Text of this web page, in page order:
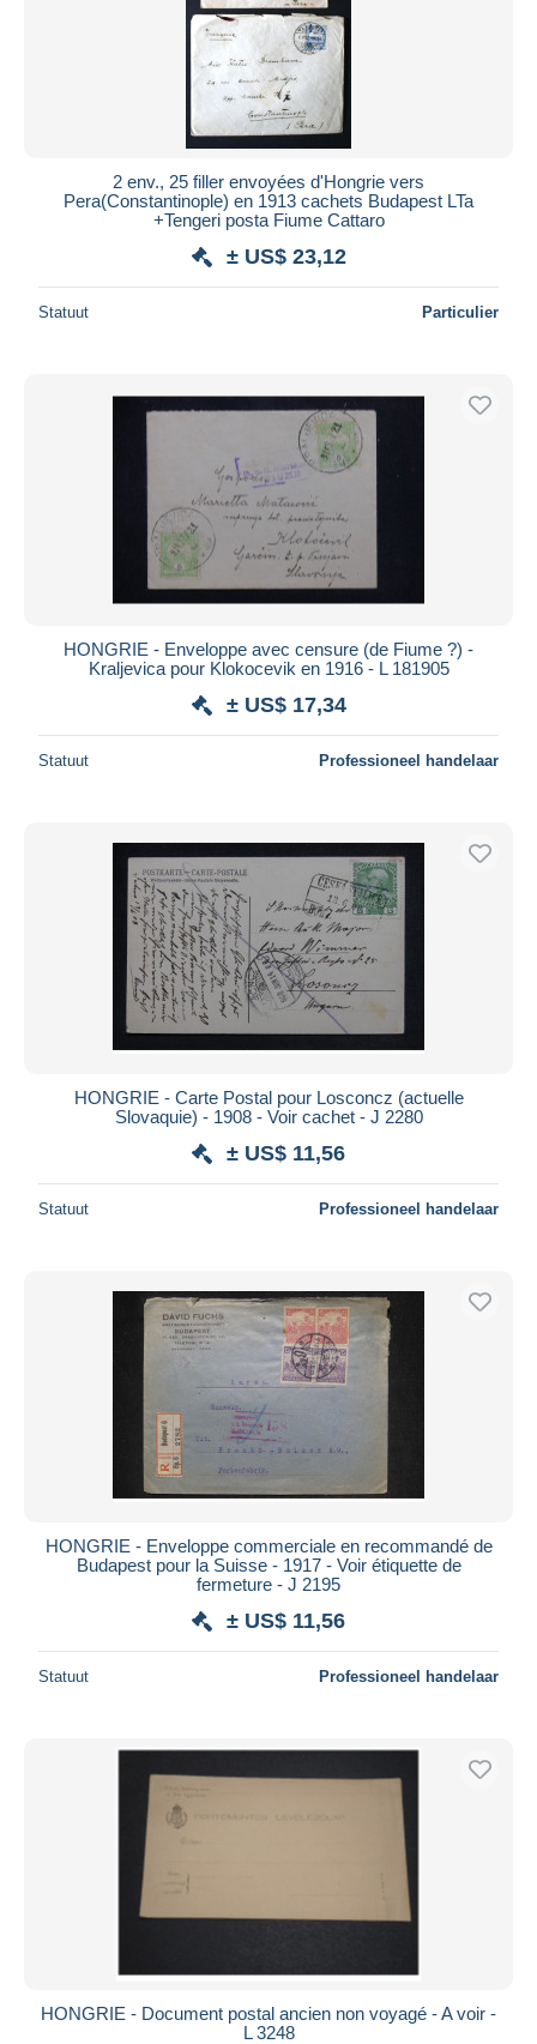
2 env., 25 filler envoyées d'Hongrie vers
Pera(Constantinople) en 1913 cachets Budapest LTa
+Tengeri posta Fiume Cattaro
± US$ 23,12
Statuut Particulier
HONGRIE - Enveloppe avec censure (de Fiume ?) -
Kraljevica pour Klokocevik en 1916 - L 181905
± US$ 17,34
Statuut Professioneel handelaar
HONGRIE - Carte Postal pour Losconcz (actuelle
Slovaquie) - 1908 - Voir cachet - J 2280
± US$ 11,56
Statuut Professioneel handelaar
HONGRIE - Enveloppe commerciale en recommandé de
Budapest pour la Suisse - 1917 - Voir étiquette de
fermeture - J 2195
± US$ 11,56
Statuut Professioneel handelaar
HONGRIE - Document postal ancien non voyagé - A voir -
L 3248